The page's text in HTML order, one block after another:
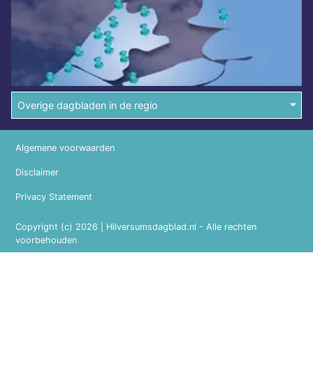
Overige dagbladen in de regio
Copyright (c) 2026 | Hilversumsdagblad.nl - Alle rechten
voorbehouden
Algemene voorwaarden
Disclaimer
Privacy Statement